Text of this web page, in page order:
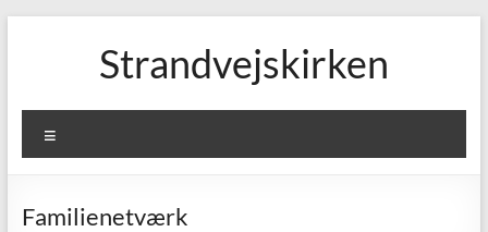
Strandvejskirken
Familienetværk